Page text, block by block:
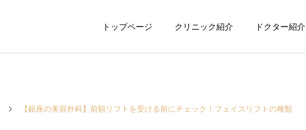
トップページ クリニック紹介 ドクター紹介
【銀座の美容外科】前額リフトを受ける前にチェック！フェイスリフトの種類